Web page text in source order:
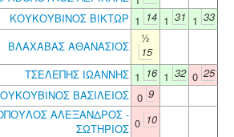
ΚΟΥΚΟΥΒΙΝΟΣ ΒΙΚΤΩΡ 1 14 1 31 1 33
ΒΛΑΧΑΒΑΣ ΑΘΑΝΑΣΙΟΣ
½
15
ΤΣΕΛΕΠΗΣ ΙΩΑΝΝΗΣ 1 16 1 32 0 25
ΒΑΣΙΛΕΙΟΣ 0 9
ΑΛΕΞΑΝΔΡΟΣ -
ΣΩΤΗΡΙΟΣ 0 10